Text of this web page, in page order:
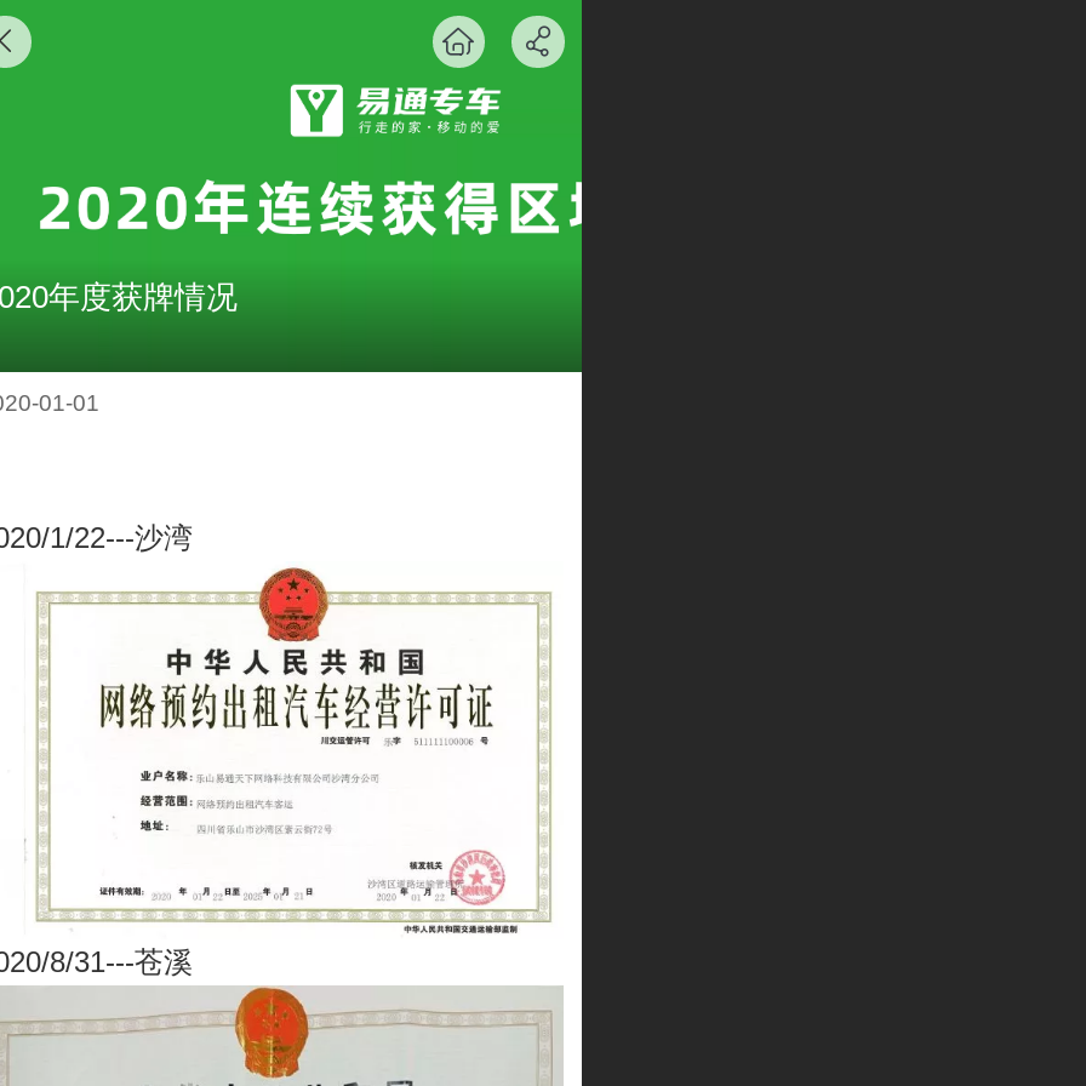
年度获牌情况
01-01
1/22---沙湾
8/31---苍溪